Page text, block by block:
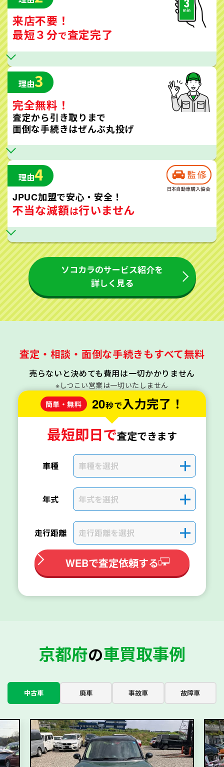
来店不要！
最短３分で査定完了
理由3
完全無料！
査定から引き取りまで
面倒な手続きはぜんぶ丸投げ
理由4
JPUC加盟で安心・安全！
不当な減額は行いません
ソコカラのサービス紹介を
詳しく見る
査定・相談・面倒な手続きもすべて無料
売らないと決めても費用は一切かかりません
※しつこい営業は一切いたしません
簡単・無料
20秒で入力完了！
最短即日で査定できます
車種 車種を選択 ＋
年式 年式を選択 ＋
走行距離 走行距離を選択 ＋
WEBで査定依頼する
京都府の車買取事例
中古車 廃車 事故車 故障車